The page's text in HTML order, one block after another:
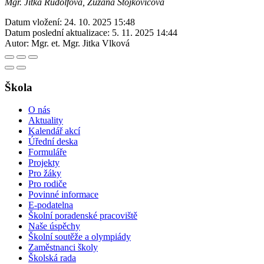
Datum vložení: 24. 10. 2025 15:48
Datum poslední aktualizace: 5. 11. 2025 14:44
Autor: Mgr. et. Mgr. Jitka Vlková
Škola
O nás
Aktuality
Kalendář akcí
Úřední deska
Formuláře
Projekty
Pro žáky
Pro rodiče
Povinné informace
E-podatelna
Školní poradenské pracoviště
Naše úspěchy
Školní soutěže a olympiády
Zaměstnanci školy
Školská rada